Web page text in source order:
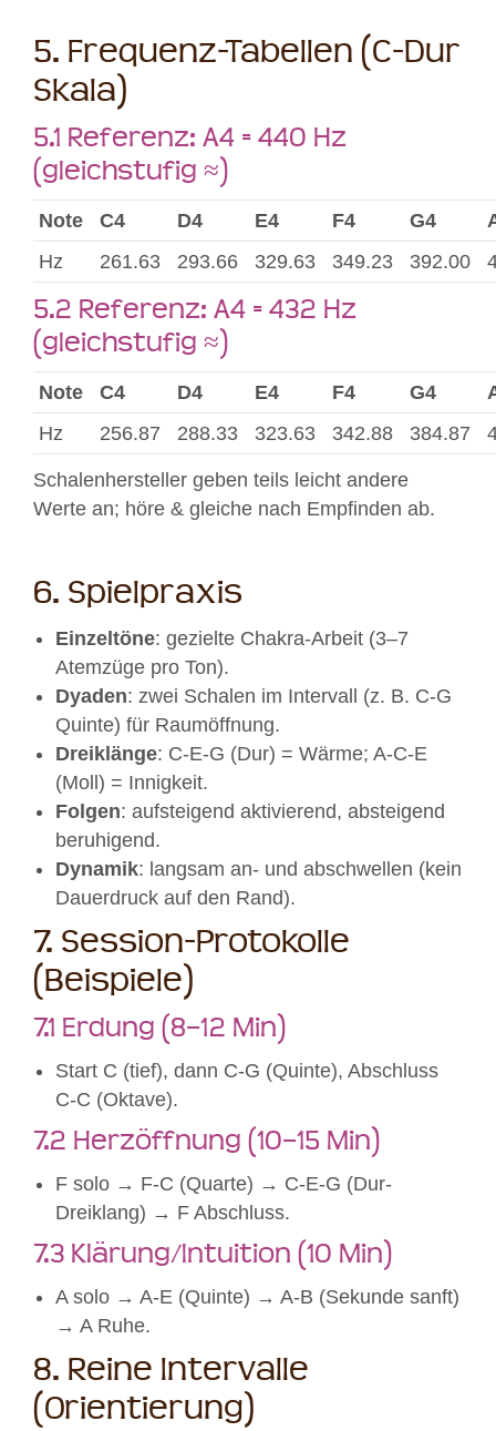
5. Frequenz-Tabellen (C-Dur
Skala)
5.1 Referenz: A4 = 440 Hz
(gleichstufig ≈)
Note C4 D4 E4 F4 G4
Hz
261.63 293.66 329.63 349.23 392.00
5.2 Referenz: A4 = 432 Hz
(gleichstufig ≈)
Note C4 D4 E4 F4 G4
Hz
256.87 288.33 323.63 342.88 384.87
Schalenhersteller geben teils leicht andere
Werte an; höre & gleiche nach Empfinden ab.
6. Spielpraxis
Einzeltöne: gezielte Chakra-Arbeit (3–7
Atemzüge pro Ton).
Dyaden: zwei Schalen im Intervall (z. B. C-G
Quinte) für Raumöffnung.
Dreiklänge: C-E-G (Dur) = Wärme; A-C-E
(Moll) = Innigkeit.
Folgen: aufsteigend aktivierend, absteigend
beruhigend.
Dynamik: langsam an- und abschwellen (kein
Dauerdruck auf den Rand).
7. Session-Protokolle
(Beispiele)
7.1 Erdung (8–12 Min)
Start C (tief), dann C-G (Quinte), Abschluss
C-C (Oktave).
7.2 Herzöffnung (10–15 Min)
F solo → F-C (Quarte) → C-E-G (Dur-
Dreiklang) → F Abschluss.
7.3 Klärung/Intuition (10 Min)
A solo → A-E (Quinte) → A-B (Sekunde sanft)
→ A Ruhe.
8. Reine Intervalle
(Orientierung)